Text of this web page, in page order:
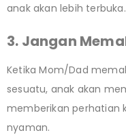
anak akan lebih terbuka.
3. Jangan
Ketika Mom/Dad
sesuatu, anak akan
memberikan perhatian
nyaman.